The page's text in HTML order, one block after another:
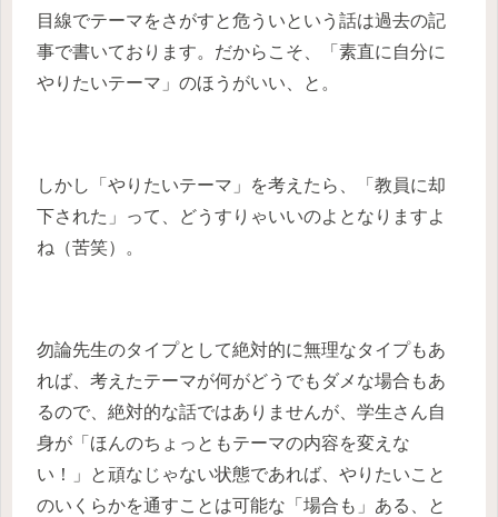
目線でテーマをさがすと危ういという話は過去の記
事で書いております。だからこそ、「素直に自分に
やりたいテーマ」のほうがいい、と。
しかし「やりたいテーマ」を考えたら、「教員に却
下された」って、どうすりゃいいのよとなりますよ
ね（苦笑）。
勿論先生のタイプとして絶対的に無理なタイプもあ
れば、考えたテーマが何がどうでもダメな場合もあ
るので、絶対的な話ではありませんが、学生さん自
身が「ほんのちょっともテーマの内容を変えな
い！」と頑なじゃない状態であれば、やりたいこと
のいくらかを通すことは可能な「場合も」ある、と